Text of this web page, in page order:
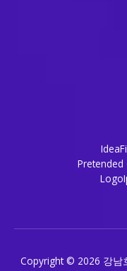
Pretended
Copyright © 2026 강남